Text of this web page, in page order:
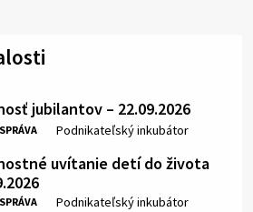
jubilantov – 22.09.2026
Miesto:
Podnikateľský inkubátor
uvítanie detí do života
Miesto:
Podnikateľský inkubátor